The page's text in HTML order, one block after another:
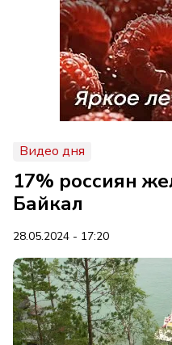
Видео дня
17% россиян
Байкал
28.05.2024 - 17:20